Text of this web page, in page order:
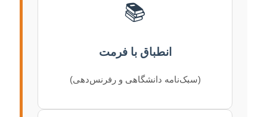
📚
انطباق با فرمت
(سبک‌نامه دانشگاهی و رفرنس‌دهی)